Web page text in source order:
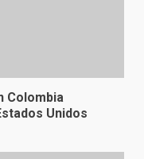
Colombia
Unidos